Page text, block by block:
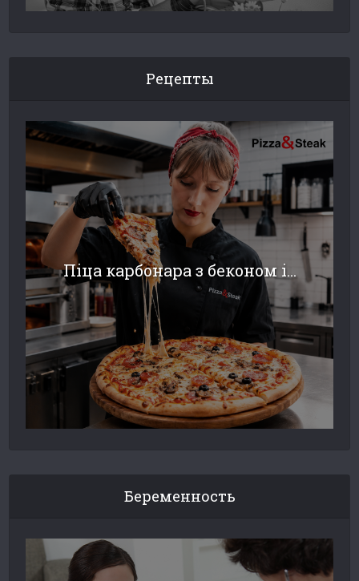
Рецепты
Піца карбонара з беконом і...
Беременность